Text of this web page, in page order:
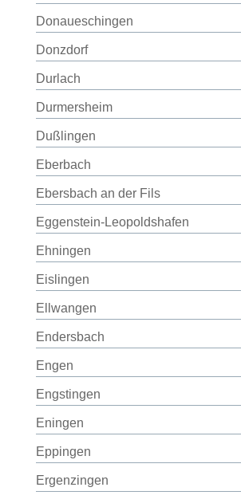
Donaueschingen
Donzdorf
Durlach
Durmersheim
Dußlingen
Eberbach
Ebersbach an der Fils
Eggenstein-Leopoldshafen
Ehningen
Eislingen
Ellwangen
Endersbach
Engen
Engstingen
Eningen
Eppingen
Ergenzingen